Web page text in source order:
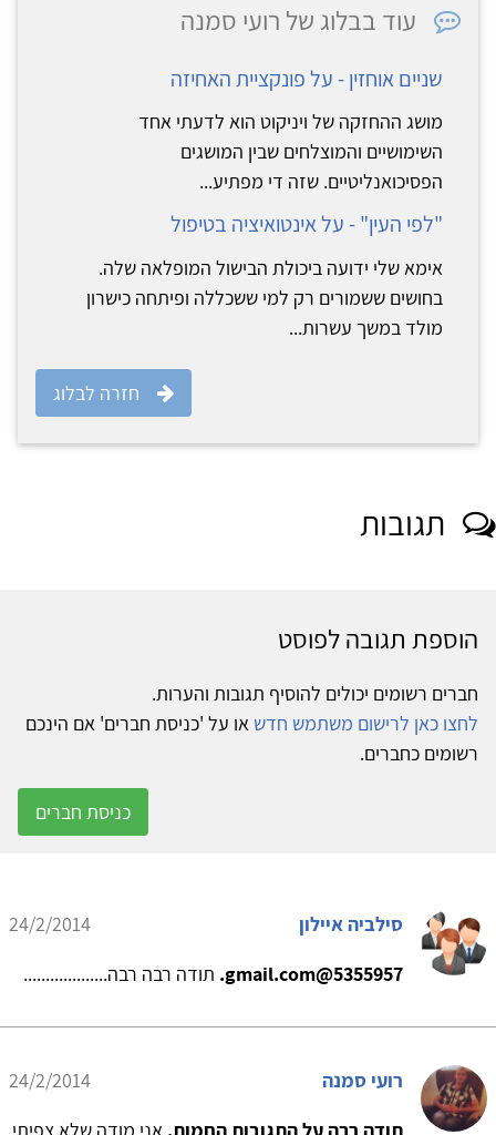
עוד בבלוג של רועי סמנה
שניים אוחזין - על פונקציית האחיזה
מושג ההחזקה של ויניקוט הוא לדעתי אחד
השימושיים והמוצלחים שבין המושגים
הפסיכואנליטיים. שזה די מפתיע...
"לפי העין" - על אינטואיציה בטיפול
אימא שלי ידועה ביכולת הבישול המופלאה שלה.
בחושים ששמורים רק למי ששכללה ופיתחה כישרון
מולד במשך עשרות...
חזרה לבלוג
תגובות
הוספת תגובה לפוסט
חברים רשומים יכולים להוסיף תגובות והערות.
לחצו כאן לרישום משתמש חדש או על 'כניסת חברים' אם הינכם
רשומים כחברים.
כניסת חברים
סילביה איילון
24/2/2014
5355957@gmail.com.
תודה רבה רבה...................
רועי סמנה
24/2/2014